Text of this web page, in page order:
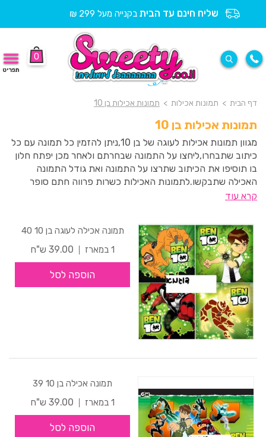
שליח חינם עד הבית בקנייה מעל 299 ₪
0
תפריט
דף הבית > תמונות אכילות > תמונות אכילות בן 10
תמונות אכילות בן 10
מגוון תמונות אכילות לעוגה של בן 10,ניתן להזמין כל תמונה עם כל
כיתוב שתבחרו,ליחצו על התמונה שבחרתם ולאחר מכן יפתח חלון
בו תוסיפו את הכיתוב שתרצו על התמונה ואת גודל התמונה
האכילה שתבקשו.לתמונות האכילות כשרות פרווה חתם סופר
העדה החרדית ואינן מכילות גלוטן.
קרא עוד
תמונה אכילה לעוגה בן 10 40
1 במארז
39.00 ש"ח
הוספה לסל
תמונה אכילה בן 10 39
1 במארז
39.00 ש"ח
הוספה לסל